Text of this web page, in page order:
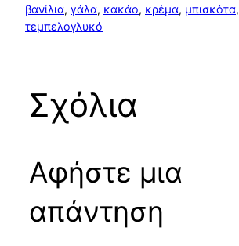
βανίλια, γάλα, κακάο, κρέμα, μπισκότα,
τεμπελογλυκό
Σχόλια
Αφήστε μια
απάντηση